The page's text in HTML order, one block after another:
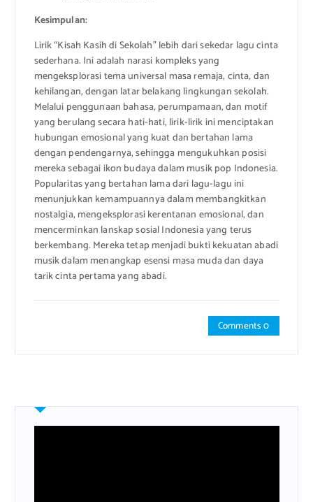
Kesimpulan:
Lirik “Kisah Kasih di Sekolah” lebih dari sekedar lagu cinta
sederhana. Ini adalah narasi kompleks yang
mengeksplorasi tema universal masa remaja, cinta, dan
kehilangan, dengan latar belakang lingkungan sekolah.
Melalui penggunaan bahasa, perumpamaan, dan motif
yang berulang secara hati-hati, lirik-lirik ini menciptakan
hubungan emosional yang kuat dan bertahan lama
dengan pendengarnya, sehingga mengukuhkan posisi
mereka sebagai ikon budaya dalam musik pop Indonesia.
Popularitas yang bertahan lama dari lagu-lagu ini
menunjukkan kemampuannya dalam membangkitkan
nostalgia, mengeksplorasi kerentanan emosional, dan
mencerminkan lanskap sosial Indonesia yang terus
berkembang. Mereka tetap menjadi bukti kekuatan abadi
musik dalam menangkap esensi masa muda dan daya
tarik cinta pertama yang abadi.
Comments 0